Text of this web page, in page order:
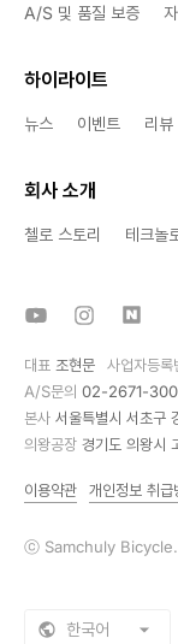
A/S 및 품질 보증
하이라이트
뉴스 이벤트 리뷰
회사 소개
첼로 스토리 테크놀
대표 조현문 사업자등록
A/S문의 02-2671-
본사 서울특별시 서초구
의왕공장 경기도 의왕시
이용약관 개인정보 취급
ⓒ Samchuly Bicycle.